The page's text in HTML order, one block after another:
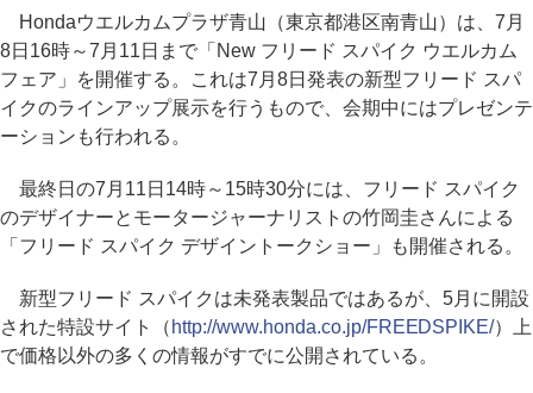
Hondaウエルカムプラザ青山（東京都港区南青山）は、7月
8日16時～7月11日まで「New フリード スパイク ウエルカム
フェア」を開催する。これは7月8日発表の新型フリード スパ
イクのラインアップ展示を行うもので、会期中にはプレゼンテ
ーションも行われる。
最終日の7月11日14時～15時30分には、フリード スパイク
のデザイナーとモータージャーナリストの竹岡圭さんによる
「フリード スパイク デザイントークショー」も開催される。
新型フリード スパイクは未発表製品ではあるが、5月に開設
された特設サイト（ http://www.honda.co.jp/FREEDSPIKE/）上
で価格以外の多くの情報がすでに公開されている。